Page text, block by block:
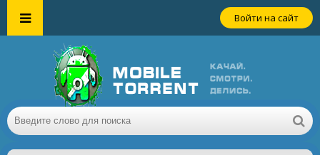
Войти на сайт